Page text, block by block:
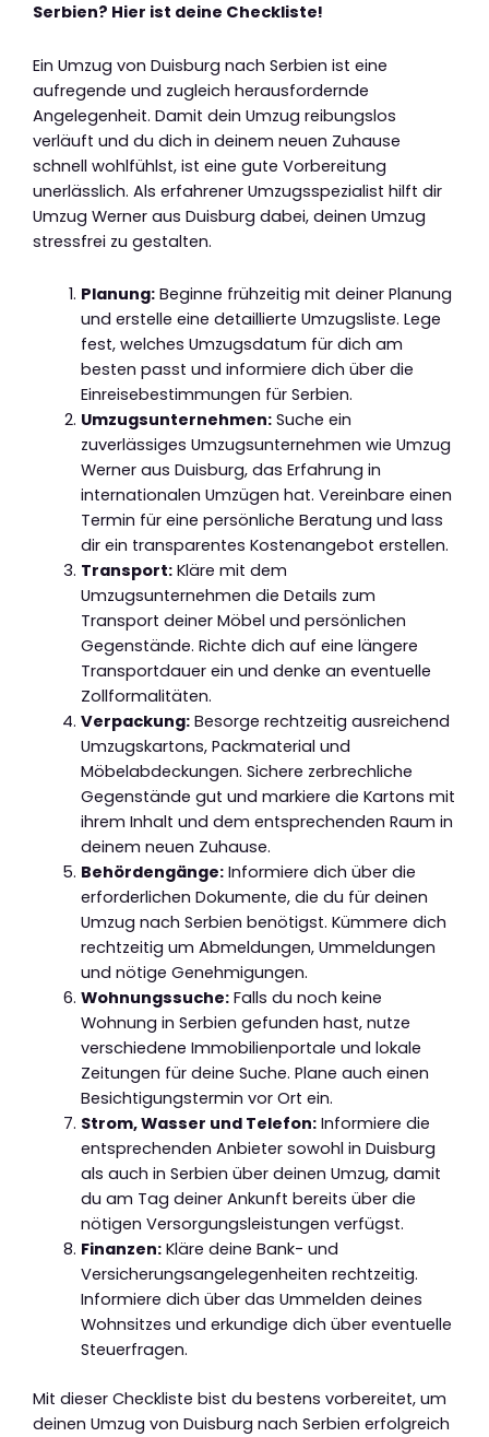
Serbien? Hier ist deine Checkliste!
Ein Umzug von Duisburg nach Serbien ist eine
aufregende und zugleich herausfordernde
Angelegenheit. Damit dein Umzug reibungslos
verläuft und du dich in deinem neuen Zuhause
schnell wohlfühlst, ist eine gute Vorbereitung
unerlässlich. Als erfahrener Umzugsspezialist hilft dir
Umzug Werner aus Duisburg dabei, deinen Umzug
stressfrei zu gestalten.
Planung:Beginne frühzeitig mit deiner Planung
und erstelle eine detaillierte Umzugsliste. Lege
fest, welches Umzugsdatum für dich am
besten passt und informiere dich über die
Einreisebestimmungen für Serbien.
Umzugsunternehmen:Suche ein
zuverlässiges Umzugsunternehmen wie Umzug
Werner aus Duisburg, das Erfahrung in
internationalen Umzügen hat. Vereinbare einen
Termin für eine persönliche Beratung und lass
dir ein transparentes Kostenangebot erstellen.
Transport:Kläre mit dem
Umzugsunternehmen die Details zum
Transport deiner Möbel und persönlichen
Gegenstände. Richte dich auf eine längere
Transportdauer ein und denke an eventuelle
Zollformalitäten.
Verpackung:Besorge rechtzeitig ausreichend
Umzugskartons, Packmaterial und
Möbelabdeckungen. Sichere zerbrechliche
Gegenstände gut und markiere die Kartons mit
ihrem Inhalt und dem entsprechenden Raum in
deinem neuen Zuhause.
Behördengänge:Informiere dich über die
erforderlichen Dokumente, die du für deinen
Umzug nach Serbien benötigst. Kümmere dich
rechtzeitig um Abmeldungen, Ummeldungen
und nötige Genehmigungen.
Wohnungssuche:Falls du noch keine
Wohnung in Serbien gefunden hast, nutze
verschiedene Immobilienportale und lokale
Zeitungen für deine Suche. Plane auch einen
Besichtigungstermin vor Ort ein.
Strom, Wasser und Telefon:Informiere die
entsprechenden Anbieter sowohl in Duisburg
als auch in Serbien über deinen Umzug, damit
du am Tag deiner Ankunft bereits über die
nötigen Versorgungsleistungen verfügst.
Finanzen:Kläre deine Bank- und
Versicherungsangelegenheiten rechtzeitig.
Informiere dich über das Ummelden deines
Wohnsitzes und erkundige dich über eventuelle
Steuerfragen.
Mit dieser Checkliste bist du bestens vorbereitet, um
deinen Umzug von Duisburg nach Serbien erfolgreich